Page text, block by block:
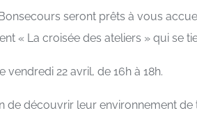
seront prêts à vous
« La croisée des ateliers » qui se
vendredi 22 avril, de 16h à 18h.
de découvrir leur environnement